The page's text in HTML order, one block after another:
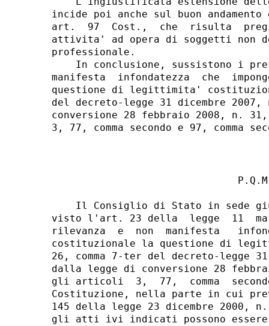
Il Consiglio di Stato in sede
visto l'art. 23 della  legge  11
rilevanza  e  non  manifesta
costituzionale la questione di
26, comma 7-ter del decreto-legge
dalla legge di conversione 28
gli articoli  3,  77,  comma
Costituzione, nella parte in cui
145 della legge 23 dicembre 2000,
gli atti ivi indicati possono